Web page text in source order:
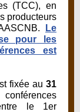
(TCC), en
producteurs
Le
pour les
est
fixée au 31
le 1er